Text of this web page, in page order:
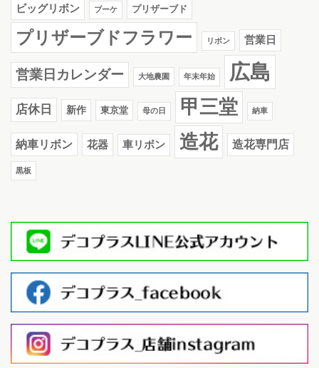
ビッグリボン ブーケ プリザーブド
プリザーブドフラワー リボン 営業日
営業日カレンダー 大地農園 年末年始 広島
店休日 新作 東京堂 母の日 甲三堂 納車
納車リボン 花器 車リボン 造花 造花専門店
黒板